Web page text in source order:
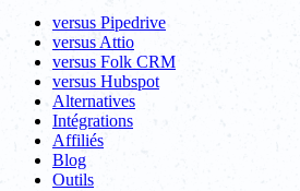
versus Pipedrive
versus Attio
versus Folk CRM
versus Hubspot
Alternatives
Intégrations
Affiliés
Blog
Outils